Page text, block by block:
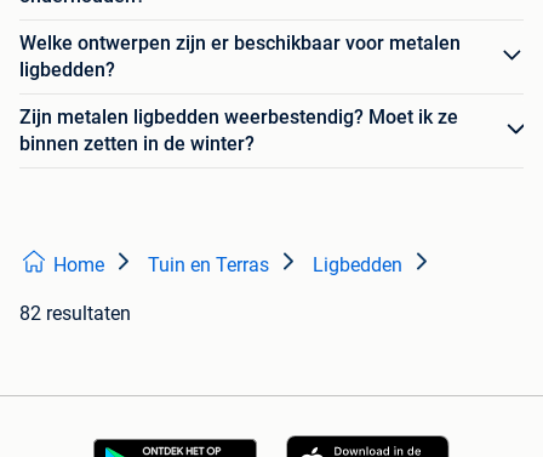
Welke ontwerpen zijn er beschikbaar voor metalen
ligbedden?
Zijn metalen ligbedden weerbestendig? Moet ik ze
binnen zetten in de winter?
Home Tuin en Terras Ligbedden
82 resultaten